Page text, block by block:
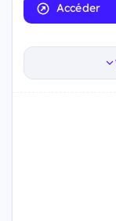
Accéder